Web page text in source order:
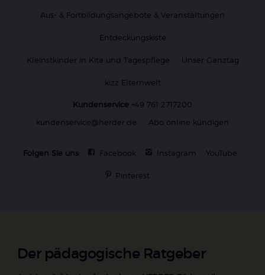
Aus- & Fortbildungsangebote & Veranstaltungen
Entdeckungskiste
Kleinstkinder in Kita und Tagespflege Unser Ganztag
kizz Elternwelt
Kundenservice +49 761 2717200
kundenservice@herder.de
Abo online kündigen
Folgen Sie uns: Facebook Instagram YouTube
Pinterest
Der pädagogische Ratgeber